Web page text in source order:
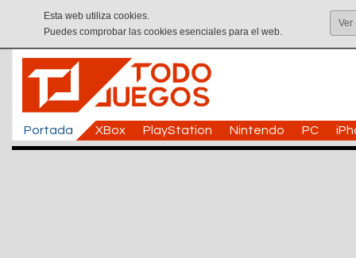
Esta web utiliza cookies.
Puedes comprobar las cookies esenciales para el web.
Ver
Portada XBox PlayStation Nintendo PC